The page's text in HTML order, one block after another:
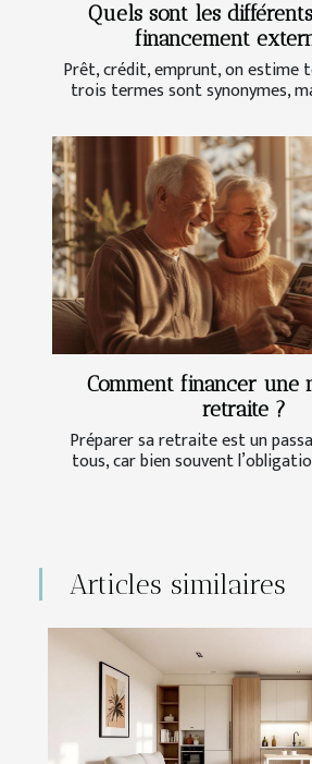
Quels sont les
financement
Prêt, crédit, emprunt, on estime
trois termes sont synonymes,
Comment financer une
retraite ?
Préparer sa retraite est un
tous, car bien souvent
Articles similaires